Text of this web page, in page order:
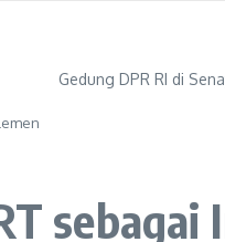
Gedung DPR RI di